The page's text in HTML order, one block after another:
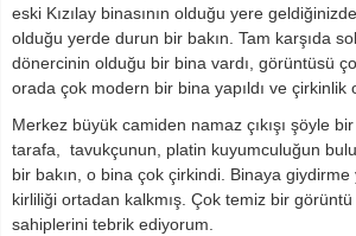
eski Kızılay binasının olduğu yere
olduğu yerde durun bir bakın. Tam karşıda
dönercinin olduğu bir bina vardı, görüntüsü
orada çok modern bir bina yapıldı ve çirkinlik
Merkez büyük camiden namaz çıkışı şöyle
tarafa, tavukçunun, platin kuyumculuğun
bir bakın, o bina çok çirkindi. Binaya giydirme
kirliliği ortadan kalkmış. Çok temiz bir
sahiplerini tebrik ediyorum.